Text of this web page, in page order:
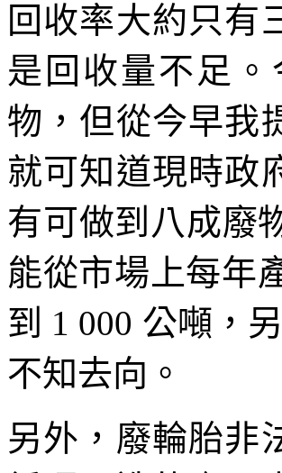
回收率大約只有
是回收量不足
物，但從今早我
就可知道現時政
有可做到八成廢
能從市場上每年
到 1 000 公噸，
不知去向。
另外，廢輪胎非